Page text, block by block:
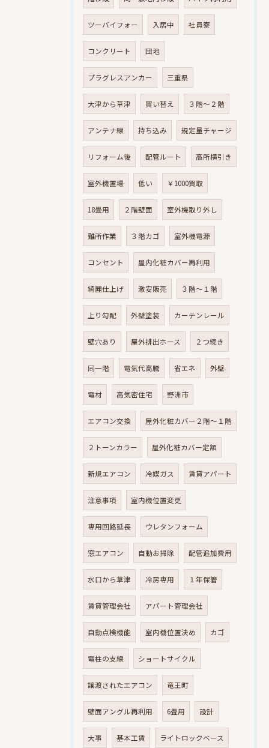
ツーバイフォー 入居中 社員寮
コンクリート 団地
プラグレスアンカー 三重県
大津から草津 買い替え ３階～２階
アンテナ線 持ち込み 規定量チャージ
リフォーム後 配管ルート 高所横引き
室外機置場 低い ￥1000買取
18畳用 ２階壁面 室外機取り外し
難所作業 ３階カゴ 室外機電源
コンセント 屋内化粧カバー再利用
綺麗仕上げ 激安販売 ３階～１階
上り勾配 外壁塗装 カーテンレール
壁穴あり 屋外排出ホース ２つ続き
同一階 電気代高騰 省エネ 外壁
電材 高気密住宅 野洲市
エアコン交換 屋外化粧カバー２階～１階
２トーンカラー 屋外化粧カバー定額
新規エアコン 冷媒ガス 賃貸アパート
注意事項 室内機位置変更
専用回路延長 ウレタンフォーム
窓エアコン 自動お掃除 配管追加費用
水口から草津 冷房専用 １年保管
賃貸管理会社 アパート管理会社
自動点検機能 室内機位置決め カゴ
電柱の支線 ショートサイクル
譲渡されたエアコン 竜王町
壁面アングル再利用 6畳用 設計
大事 基本工賃 ライトロックベース